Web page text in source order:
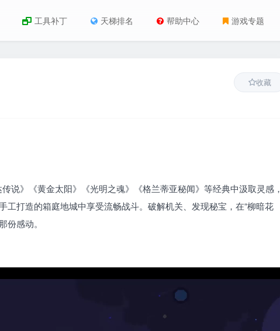
工具补丁 天梯排名 帮助中心 游戏专题
收藏
说》《黄金太阳》《光明之魂》《格兰蒂亚秘闻》等经典中汲取灵感，
打造的箱庭地城中享受流畅战斗。破解机关、发现秘宝，在“柳暗花
感动。